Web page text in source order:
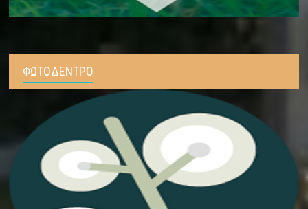
ΦΩΤΟΔΕΝΤΡΟ